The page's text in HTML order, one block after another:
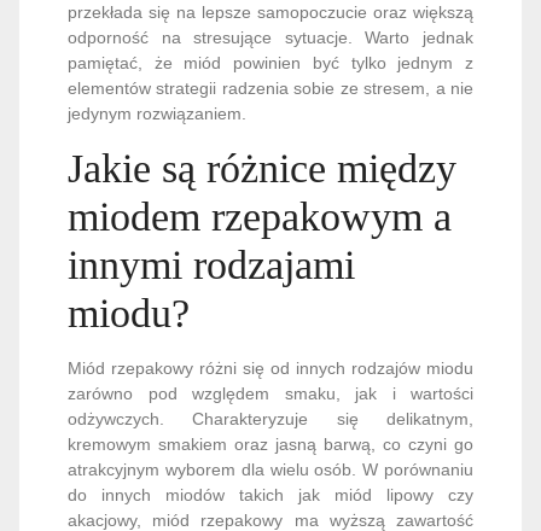
przekłada się na lepsze samopoczucie oraz większą
odporność na stresujące sytuacje. Warto jednak
pamiętać, że miód powinien być tylko jednym z
elementów strategii radzenia sobie ze stresem, a nie
jedynym rozwiązaniem.
Jakie są różnice między
miodem rzepakowym a
innymi rodzajami
miodu?
Miód rzepakowy różni się od innych rodzajów miodu
zarówno pod względem smaku, jak i wartości
odżywczych. Charakteryzuje się delikatnym,
kremowym smakiem oraz jasną barwą, co czyni go
atrakcyjnym wyborem dla wielu osób. W porównaniu
do innych miodów takich jak miód lipowy czy
akacjowy, miód rzepakowy ma wyższą zawartość